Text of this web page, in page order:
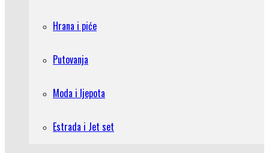
Hrana i piće
Putovanja
Moda i ljepota
Estrada i Jet set